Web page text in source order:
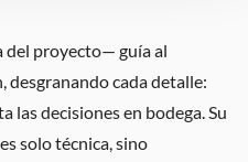
del proyecto— guía al
desgranando cada detalle:
las decisiones en bodega. Su
solo técnica, sino